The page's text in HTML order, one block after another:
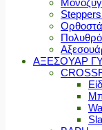
ΑΞΕΣΟΥΑΡ